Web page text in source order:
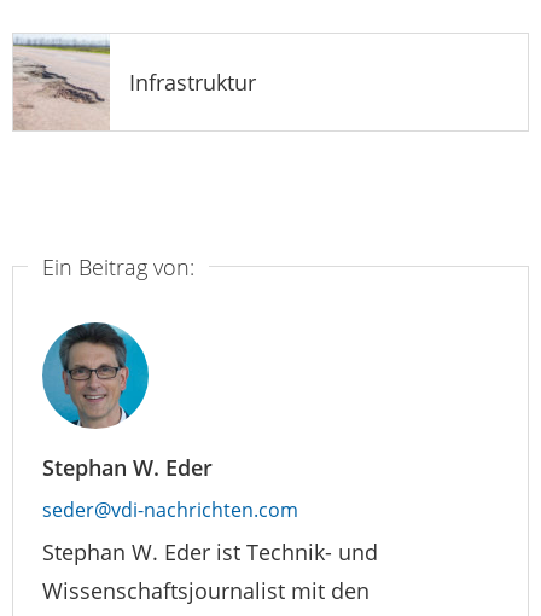
Infrastruktur
Ein Beitrag von:
Stephan W. Eder
seder@vdi-nachrichten.com
Stephan W. Eder ist Technik- und
Wissenschaftsjournalist mit den